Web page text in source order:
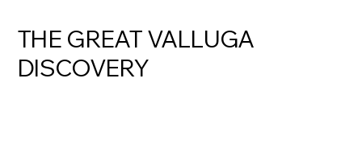
THE GREAT VALLUGA
DISCOVERY